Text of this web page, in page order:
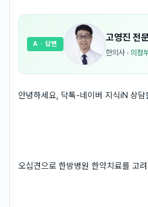
고영진 전
한의사 · 의정
A · 답변
안녕하세요, 닥톡-네이버 지식iN 상
오십견으로 한방병원 한약치료를 고